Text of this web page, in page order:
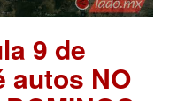
9 de
autos NO